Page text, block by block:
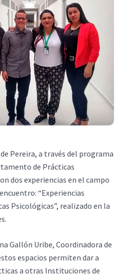
Pereira, a través del programa
de Prácticas
dos experiencias en el campo
“Experiencias
Psicológicas”, realizado en la
Gallón Uribe, Coordinadora de
espacios permiten dar a
a otras Instituciones de